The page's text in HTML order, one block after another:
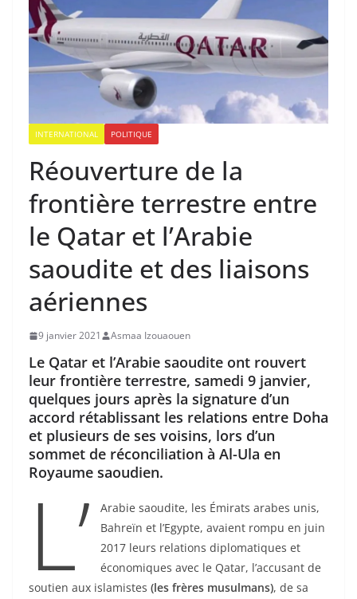
INTERNATIONAL POLITIQUE
Réouverture de la
frontière terrestre entre
le Qatar et l’Arabie
saoudite et des liaisons
aériennes
9 janvier 2021 Asmaa Izouaouen
Le Qatar et l’Arabie saoudite ont rouvert
leur frontière terrestre, samedi 9 janvier,
quelques jours après la signature d’un
accord rétablissant les relations entre Doha
et plusieurs de ses voisins, lors d’un
sommet de réconciliation à Al-Ula en
Royaume saoudien.
L’
Arabie saoudite, les Émirats arabes unis,
Bahreïn et l’Egypte, avaient rompu en juin
2017 leurs relations diplomatiques et
économiques avec le Qatar, l’accusant de
soutien aux islamistes (les frères musulmans), de sa